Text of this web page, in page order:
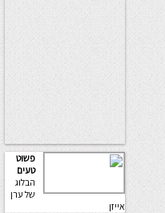
פשוט
טעים
הבלוג
של ערן
אייזן